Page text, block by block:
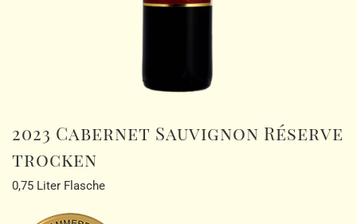
2023 Cabernet Sauvignon Réserve
trocken
0,75 Liter Flasche